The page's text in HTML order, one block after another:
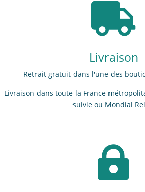

Livraison
Retrait gratuit dans l'une des
Livraison dans toute la France
suivie ou Mondial
